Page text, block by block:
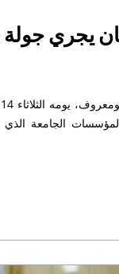
رئيس جامعة السلطان
لمؤسسات الجامعة